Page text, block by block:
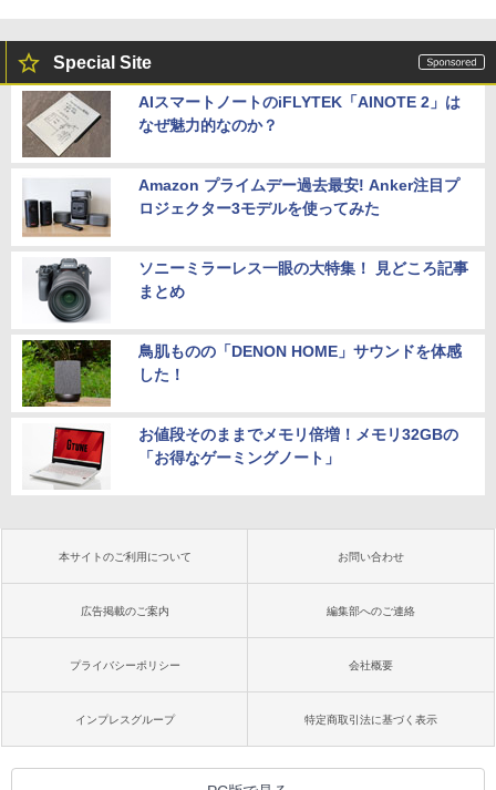
Special Site
AIスマートノートのiFLYTEK「AINOTE 2」は
なぜ魅力的なのか？
Amazon プライムデー過去最安! Anker注目プ
ロジェクター3モデルを使ってみた
ソニーミラーレス一眼の大特集！ 見どころ記事
まとめ
鳥肌ものの「DENON HOME」サウンドを体感
した！
お値段そのままでメモリ倍増！メモリ32GBの
「お得なゲーミングノート」
本サイトのご利用について お問い合わせ
広告掲載のご案内 編集部へのご連絡
プライバシーポリシー 会社概要
インプレスグループ 特定商取引法に基づく表示